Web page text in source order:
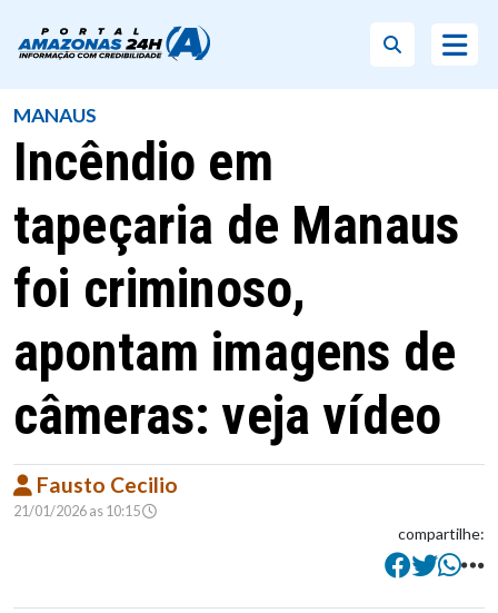
MANAUS
Incêndio em
tapeçaria de Manaus
foi criminoso,
apontam imagens de
câmeras: veja vídeo
Fausto Cecilio
21/01/2026 as 10:15
compartilhe: